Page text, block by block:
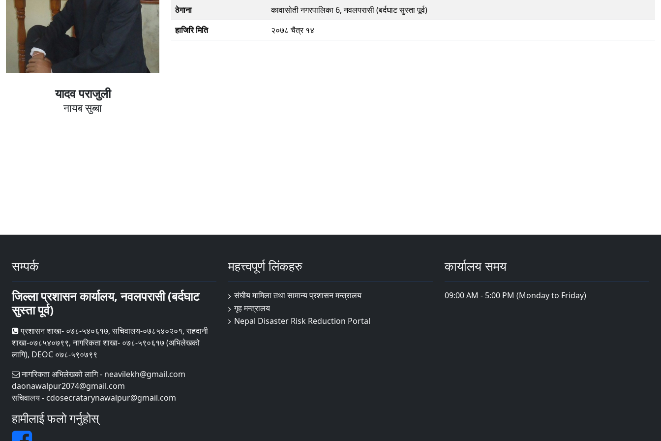
यादव पराजुली
नायब सुब्बा
ठेगाना
कावासोती नगरपालिका 6, नवलपरासी (बर्दघाट सुस्ता पूर्व)
हाजिरि मिति
२०७८ चैत्र १४
सम्पर्क
जिल्ला प्रशासन कार्यालय, नवलपरासी (बर्दघाट
सुस्ता पूर्व)
प्रशासन शाखा- ०७८-५४०६१७, सचिवालय-०७८५४०२०१, राहदानी
शाखा-०७८५४०७९९, नागरिकता शाखा- ०७८-५९०६१७ (अभिलेखको
लागि), DEOC ०७८-५९०७९९
नागरिकता अभिलेखको लागि - neavilekh@gmail.com
daonawalpur2074@gmail.com
सचिवालय - cdosecratarynawalpur@gmail.com
हामीलाई फलो गर्नुहोस्
महत्त्वपूर्ण लिंकहरु
संघीय मामिला तथा सामान्य प्रशासन मन्त्रालय
गृह मन्त्रालय
Nepal Disaster Risk Reduction Portal
कार्यालय समय
09:00 AM - 5:00 PM (Monday to Friday)